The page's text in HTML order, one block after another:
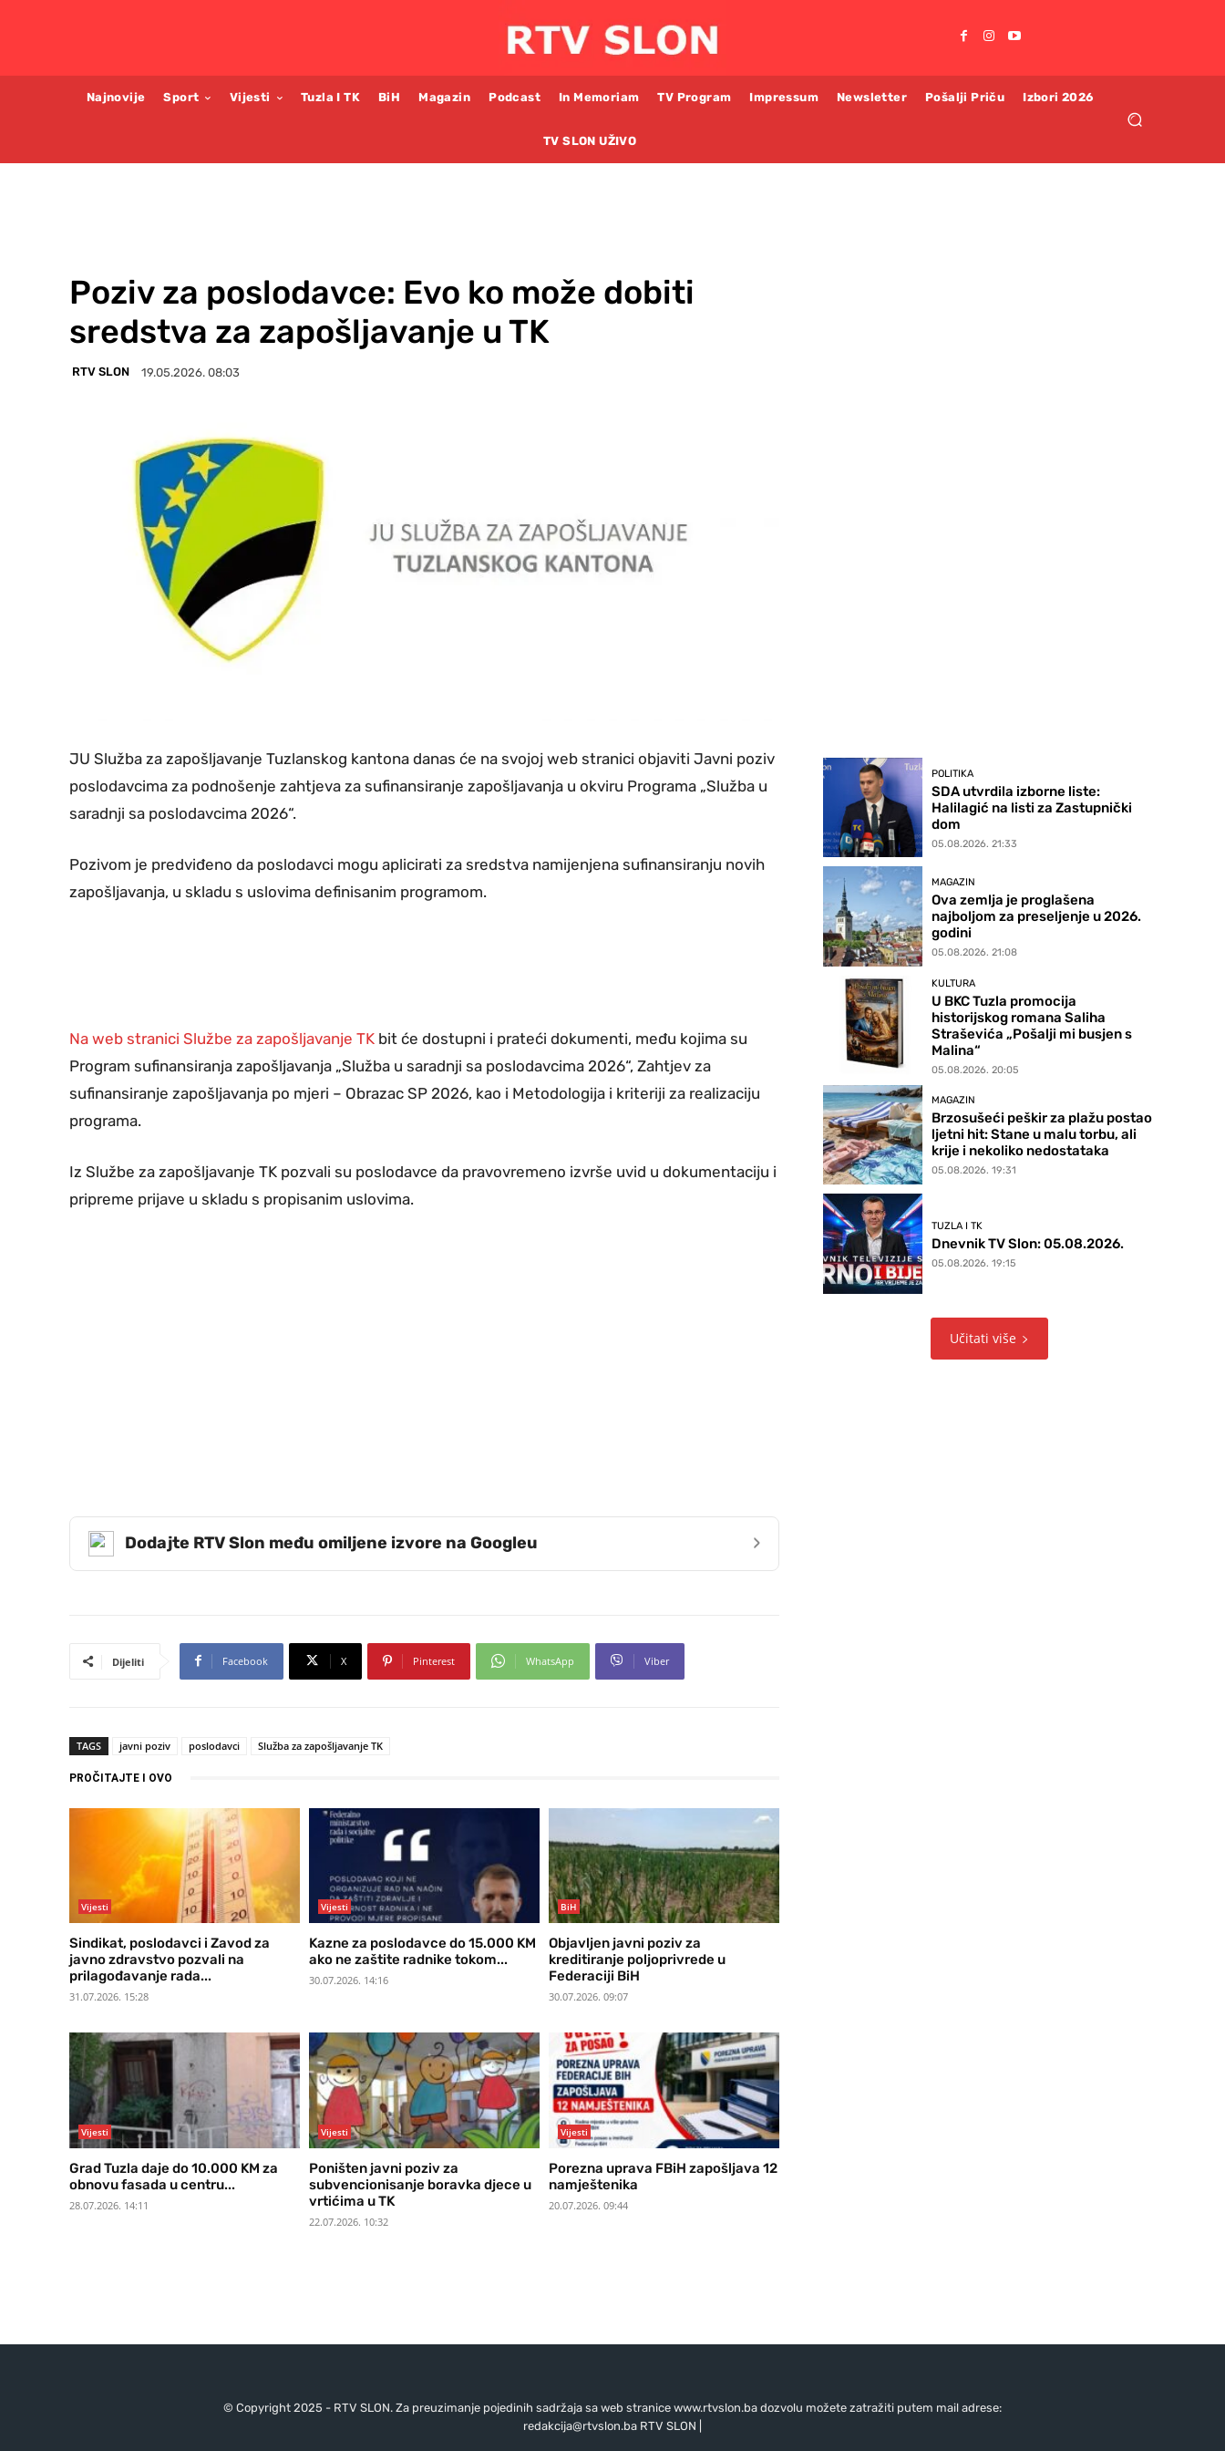
Najnovije Sport Vijesti Tuzla I TK BiH Magazin Podcast In Memoriam TV Program Impressum Newsletter Pošalji Priču Izbori 2026
TV SLON UŽIVO
Poziv za poslodavce: Evo ko može dobiti
sredstva za zapošljavanje u TK
RTV SLON 19.05.2026. 08:03
JU Služba za zapošljavanje Tuzlanskog kantona danas će na svojoj web stranici objaviti Javni poziv
poslodavcima za podnošenje zahtjeva za sufinansiranje zapošljavanja u okviru Programa „Služba u
saradnji sa poslodavcima 2026“.
Pozivom je predviđeno da poslodavci mogu aplicirati za sredstva namijenjena sufinansiranju novih
zapošljavanja, u skladu s uslovima definisanim programom.
Na web stranici Službe za zapošljavanje TK bit će dostupni i prateći dokumenti, među kojima su
Program sufinansiranja zapošljavanja „Služba u saradnji sa poslodavcima 2026“, Zahtjev za
sufinansiranje zapošljavanja po mjeri – Obrazac SP 2026, kao i Metodologija i kriteriji za realizaciju
programa.
Iz Službe za zapošljavanje TK pozvali su poslodavce da pravovremeno izvrše uvid u dokumentaciju i
pripreme prijave u skladu s propisanim uslovima.
Dodajte RTV Slon među omiljene izvore na Googleu ›
Dijeliti Facebook X Pinterest WhatsApp Viber
TAGS javni poziv poslodavci Služba za zapošljavanje TK
PROČITAJTE I OVO
Vijesti
Sindikat, poslodavci i Zavod za
javno zdravstvo pozvali na
prilagođavanje rada...
31.07.2026. 15:28
Vijesti
Kazne za poslodavce do 15.000 KM
ako ne zaštite radnike tokom...
30.07.2026. 14:16
BiH
Objavljen javni poziv za
kreditiranje poljoprivrede u
Federaciji BiH
30.07.2026. 09:07
Vijesti
Grad Tuzla daje do 10.000 KM za
obnovu fasada u centru...
28.07.2026. 14:11
Vijesti
Poništen javni poziv za
subvencionisanje boravka djece u
vrtićima u TK
22.07.2026. 10:32
Vijesti
Porezna uprava FBiH zapošljava 12
namještenika
20.07.2026. 09:44
POLITIKA
SDA utvrdila izborne liste:
Halilagić na listi za Zastupnički
dom
05.08.2026. 21:33
MAGAZIN
Ova zemlja je proglašena
najboljom za preseljenje u 2026.
godini
05.08.2026. 21:08
KULTURA
U BKC Tuzla promocija
historijskog romana Saliha
Straševića „Pošalji mi busjen s
Malina“
05.08.2026. 20:05
MAGAZIN
Brzosušeći peškir za plažu postao
ljetni hit: Stane u malu torbu, ali
krije i nekoliko nedostataka
05.08.2026. 19:31
TUZLA I TK
Dnevnik TV Slon: 05.08.2026.
05.08.2026. 19:15
Učitati više
© Copyright 2025 - RTV SLON. Za preuzimanje pojedinih sadržaja sa web stranice www.rtvslon.ba dozvolu možete zatražiti putem mail adrese:
redakcija@rtvslon.baRTV SLON |